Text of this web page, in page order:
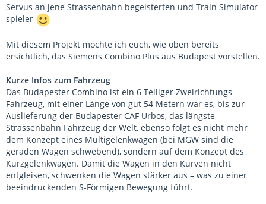
Servus an jene Strassenbahn begeisterten und Train Simulator
spieler
Mit diesem Projekt möchte ich euch, wie oben bereits
ersichtlich, das Siemens Combino Plus aus Budapest vorstellen.
Kurze Infos zum Fahrzeug
Das Budapester Combino ist ein 6 Teiliger Zweirichtungs
Fahrzeug, mit einer Länge von gut 54 Metern war es, bis zur
Auslieferung der Budapester CAF Urbos, das längste
Strassenbahn Fahrzeug der Welt, ebenso folgt es nicht mehr
dem Konzept eines Multigelenkwagen (bei MGW sind die
geraden Wagen schwebend), sondern auf dem Konzept des
Kurzgelenkwagen. Damit die Wagen in den Kurven nicht
entgleisen, schwenken die Wagen stärker aus – was zu einer
beeindruckenden S-Förmigen Bewegung führt.